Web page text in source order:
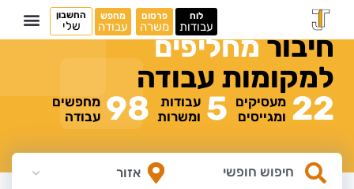
לוח
עבודות
פרסום
משרה
מחפש
עבודה
החשבון
שלי
חיבורמחליפים
למקומות עבודה
22 מעסיקים
ומגייסים
5 עבודות
ומשרות 98 מחפשים
עבודה